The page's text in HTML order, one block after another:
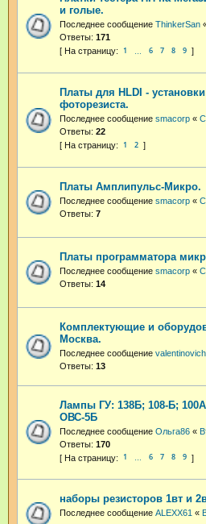
и голые.
Последнее сообщение ThinkerSan
Ответы: 171
1 6 7 8 9
Платы для HLDI -
фоторезиста.
Последнее сообщение smacorp «
Ответы: 22
1 2
Платы Амплипульс-Микро.
Последнее сообщение smacorp «
Ответы: 7
Платы программатора
Последнее сообщение smacorp «
Ответы: 14
Комплектующие и
Москва.
Последнее сообщение valentinovich
Ответы: 13
Лампы ГУ: 138Б; 108-Б;
ОВС-5Б
Последнее сообщение Ольга86 «
Ответы: 170
1 6 7 8 9
наборы резисторов 1вт и
Последнее сообщение ALEXX61 «